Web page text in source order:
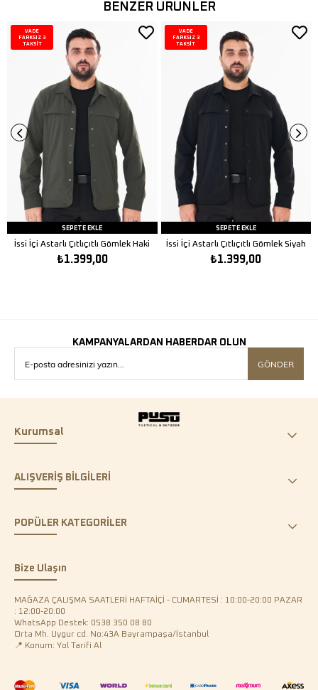
BENZER ÜRÜNLER
SEPETE EKLE
İssi İçi Astarlı Çıtlıçıtlı Gömlek Haki
₺1.399,00
VADE
FARKSIZ 3
TAKSİT
SEPETE EKLE
İssi İçi Astarlı Çıtlıçıtlı Gömlek Siyah
₺1.399,00
VADE
FARKSIZ 3
TAKSİT
KAMPANYALARDAN HABERDAR OLUN
GÖNDER
Kurumsal
ALIŞVERİŞ BİLGİLERİ
POPÜLER KATEGORİLER
Bize Ulaşın
MAĞAZA ÇALIŞMA SAATLERİ HAFTAİÇİ - CUMARTESİ : 10:00-20:00 PAZAR
: 12:00-20:00
WhatsApp Destek: 0538 350 08 80
Orta Mh. Uygur cd. No:43A Bayrampaşa/İstanbul
📍 Konum: Yol Tarifi Al